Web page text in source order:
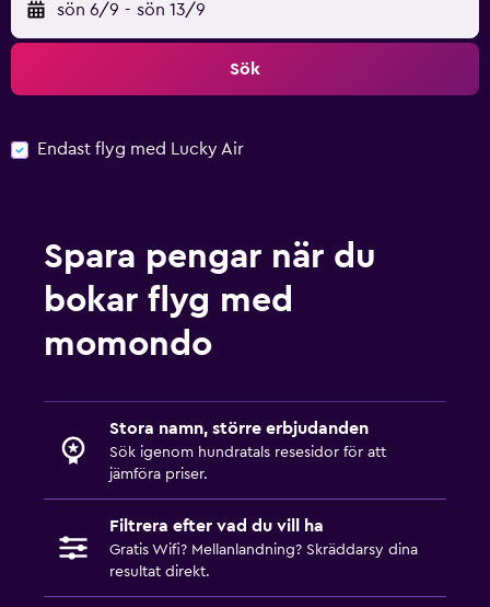
sön 6/9 - sön 13/9
Sök
Endast flyg med Lucky Air
Spara pengar när du
bokar flyg med
momondo
Stora namn, större erbjudanden
Sök igenom hundratals resesidor för att
jämföra priser.
Filtrera efter vad du vill ha
Gratis Wifi? Mellanlandning? Skräddarsy dina
resultat direkt.